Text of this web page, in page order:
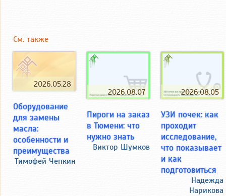
См. также
2026.05.28
Оборудование
для замены
масла:
особенности и
преимущества
Тимофей Чепкин
2026.08.07
Пироги на заказ
в Тюмени: что
нужно знать
Виктор Шумков
2026.08.05
УЗИ почек: как
проходит
исследование,
что показывает
и как
подготовиться
Надежда
Нарикова